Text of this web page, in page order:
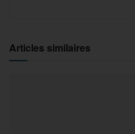
Articles similaires